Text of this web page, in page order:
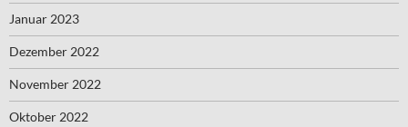
Januar 2023
Dezember 2022
November 2022
Oktober 2022